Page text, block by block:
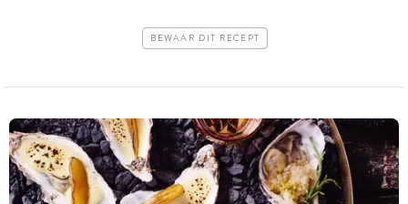
BEWAAR DIT RECEPT